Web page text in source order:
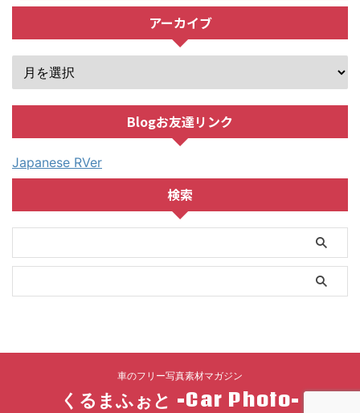
アーカイブ
Blogお友達リンク
Japanese RVer
検索
車のフリー写真素材マガジン
くるまふぉと -Car Photo-